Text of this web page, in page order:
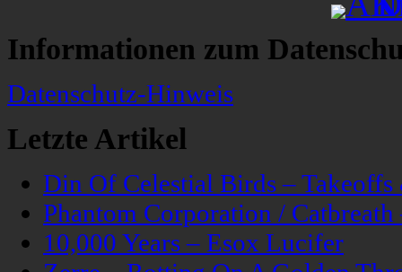
Informationen zum
Datenschutz-Hinweis
Letzte Artikel
Din Of Celestial Birds –
Phantom Corporation /
10,000 Years – Esox Lucifer